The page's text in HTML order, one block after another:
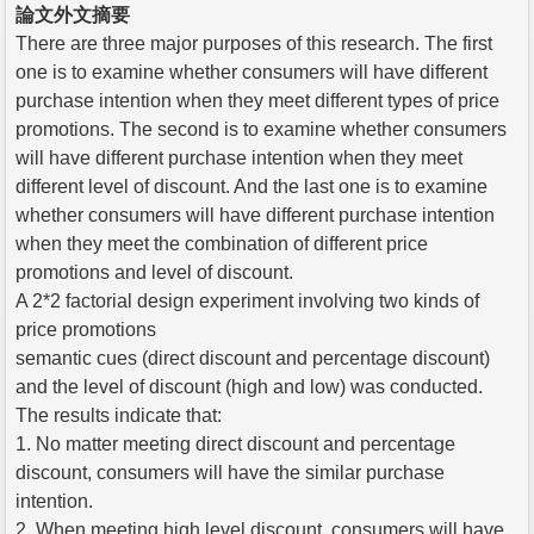
論文外文摘要
There are three major purposes of this research. The first
one is to examine whether consumers will have different
purchase intention when they meet different types of price
promotions. The second is to examine whether consumers
will have different purchase intention when they meet
different level of discount. And the last one is to examine
whether consumers will have different purchase intention
when they meet the combination of different price
promotions and level of discount.
A 2*2 factorial design experiment involving two kinds of
price promotions
semantic cues (direct discount and percentage discount)
and the level of discount (high and low) was conducted.
The results indicate that:
1. No matter meeting direct discount and percentage
discount, consumers will have the similar purchase
intention.
2. When meeting high level discount, consumers will have